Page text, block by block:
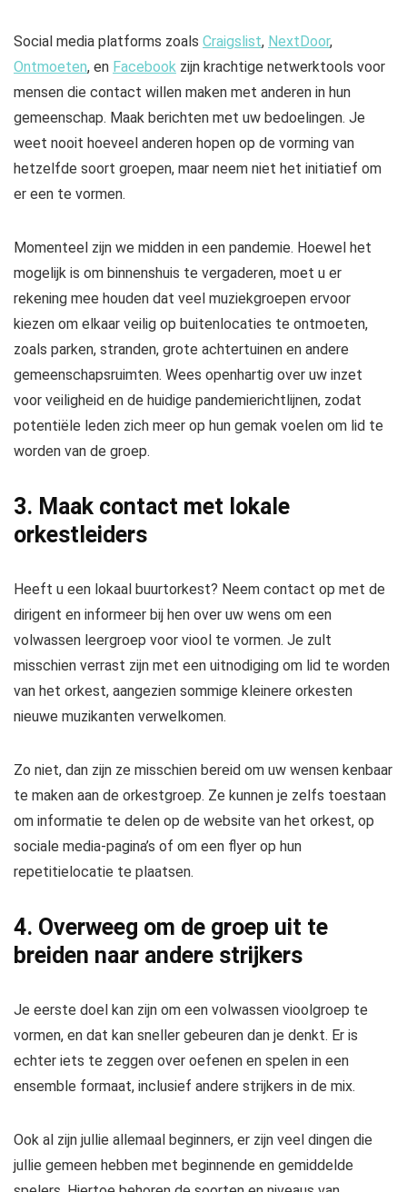
Social media platforms zoals Craigslist, NextDoor,
Ontmoeten, en Facebook zijn krachtige netwerktools voor
mensen die contact willen maken met anderen in hun
gemeenschap. Maak berichten met uw bedoelingen. Je
weet nooit hoeveel anderen hopen op de vorming van
hetzelfde soort groepen, maar neem niet het initiatief om
er een te vormen.
Momenteel zijn we midden in een pandemie. Hoewel het
mogelijk is om binnenshuis te vergaderen, moet u er
rekening mee houden dat veel muziekgroepen ervoor
kiezen om elkaar veilig op buitenlocaties te ontmoeten,
zoals parken, stranden, grote achtertuinen en andere
gemeenschapsruimten. Wees openhartig over uw inzet
voor veiligheid en de huidige pandemierichtlijnen, zodat
potentiële leden zich meer op hun gemak voelen om lid te
worden van de groep.
3. Maak contact met lokale
orkestleiders
Heeft u een lokaal buurtorkest? Neem contact op met de
dirigent en informeer bij hen over uw wens om een ​​
volwassen leergroep voor viool te vormen. Je zult
misschien verrast zijn met een uitnodiging om lid te worden
van het orkest, aangezien sommige kleinere orkesten
nieuwe muzikanten verwelkomen.
Zo niet, dan zijn ze misschien bereid om uw wensen kenbaar
te maken aan de orkestgroep. Ze kunnen je zelfs toestaan ​​
om informatie te delen op de website van het orkest, op
sociale media-pagina’s of om een ​​flyer op hun
repetitielocatie te plaatsen.
4. Overweeg om de groep uit te
breiden naar andere strijkers
Je eerste doel kan zijn om een ​​volwassen vioolgroep te
vormen, en dat kan sneller gebeuren dan je denkt. Er is
echter iets te zeggen over oefenen en spelen in een
ensemble formaat, inclusief andere strijkers in de mix.
Ook al zijn jullie allemaal beginners, er zijn veel dingen die
jullie gemeen hebben met beginnende en gemiddelde